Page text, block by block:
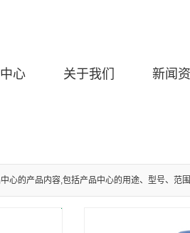
心 关于我们 新闻
心的产品内容,包括产品中心的用途、型号、范